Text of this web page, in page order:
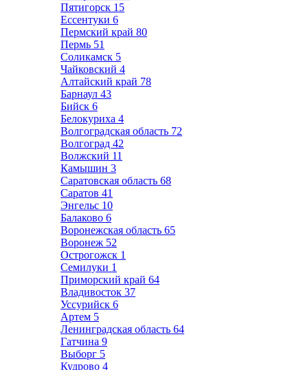
Пятигорск 15
Ессентуки 6
Пермский край 80
Пермь 51
Соликамск 5
Чайковский 4
Алтайский край 78
Барнаул 43
Бийск 6
Белокуриха 4
Волгоградская область 72
Волгоград 42
Волжский 11
Камышин 3
Саратовская область 68
Саратов 41
Энгельс 10
Балаково 6
Воронежская область 65
Воронеж 52
Острогожск 1
Семилуки 1
Приморский край 64
Владивосток 37
Уссурийск 6
Артем 5
Ленинградская область 64
Гатчина 9
Выборг 5
Кудрово 4